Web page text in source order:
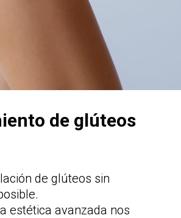
de glúteos
de glúteos sin
estética avanzada nos